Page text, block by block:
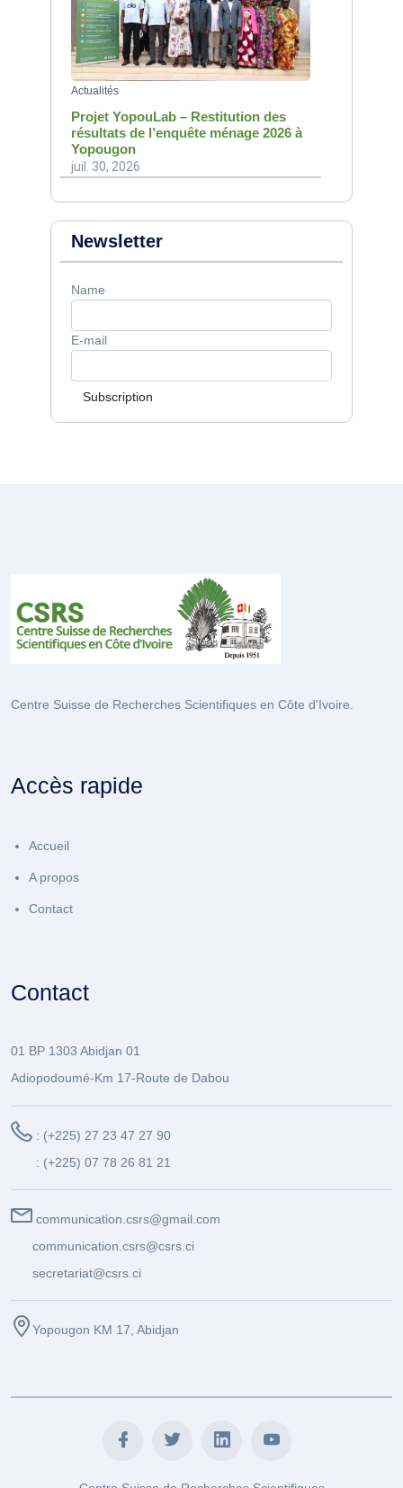
Actualités
Projet YopouLab – Restitution des
résultats de l’enquête ménage 2026 à
Yopougon
juil. 30, 2026
Newsletter
Name
E-mail
Subscription
Centre Suisse de Recherches Scientifiques en Côte d'Ivoire.
Accès rapide
Accueil
A propos
Contact
Contact
01 BP 1303 Abidjan 01
Adiopodoumé-Km 17-Route de Dabou
: (+225) 27 23 47 27 90
: (+225) 07 78 26 81 21
communication.csrs@gmail.com
communication.csrs@csrs.ci
secretariat@csrs.ci
Yopougon KM 17, Abidjan